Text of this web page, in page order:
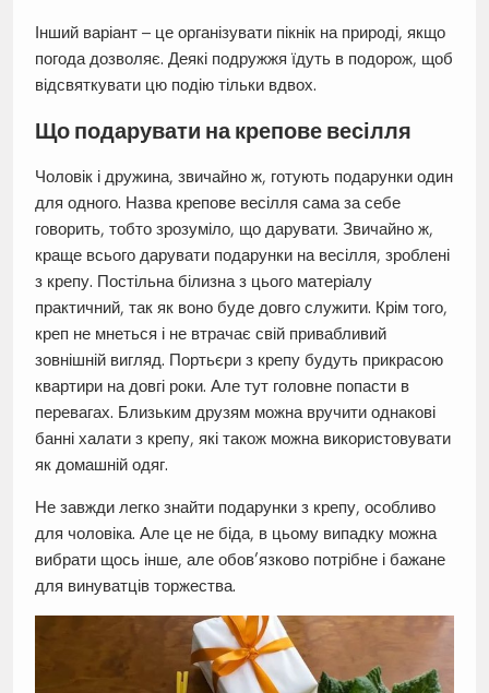
Інший варіант – це організувати пікнік на природі, якщо
погода дозволяє. Деякі подружжя їдуть в подорож, щоб
відсвяткувати цю подію тільки вдвох.
Що подарувати на крепове весілля
Чоловік і дружина, звичайно ж, готують подарунки один
для одного. Назва крепове весілля сама за себе
говорить, тобто зрозуміло, що дарувати. Звичайно ж,
краще всього дарувати подарунки на весілля, зроблені
з крепу. Постільна білизна з цього матеріалу
практичний, так як воно буде довго служити. Крім того,
креп не мнеться і не втрачає свій привабливий
зовнішній вигляд. Портьєри з крепу будуть прикрасою
квартири на довгі роки. Але тут головне попасти в
перевагах. Близьким друзям можна вручити однакові
банні халати з крепу, які також можна використовувати
як домашній одяг.
Не завжди легко знайти подарунки з крепу, особливо
для чоловіка. Але це не біда, в цьому випадку можна
вибрати щось інше, але обов’язково потрібне і бажане
для винуватців торжества.